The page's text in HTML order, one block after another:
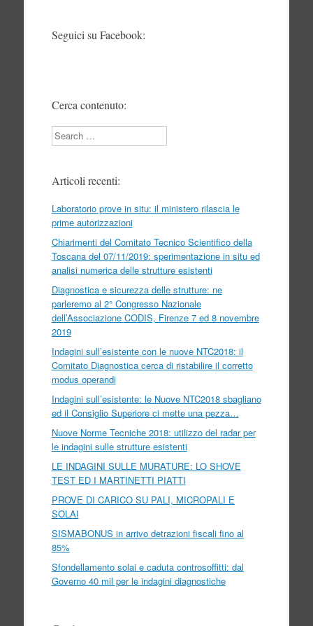
Seguici su Facebook:
Cerca contenuto:
Search
Articoli recenti:
Laboratorio prove in situ: il ministero rilascia le
prime autorizzazioni
Chiarimenti del Comitato Tecnico Scientifico della
Toscana del 07/11/2019: sperimentazione in situ ed
analisi numerica delle strutture esistenti
Diagnostica e sicurezza delle strutture: ne
parleremo al 2° Congresso Nazionale
dell’Associazione CODIS, Firenze 7 ed 8 novembre
2019
Indagini sull’esistente con le nuove NTC2018: il
Comitato Diagnostica cerca di ristabilire il corretto
modus operandi
Indagini sull’esistente: le Nuove NTC2018 sbagliano
ed il Consiglio Superiore ci mette una pezza…
Nuove Norme Tecniche 2018: utilizzo del radar per
le indagini sulle strutture esistenti
LE INDAGINI SULLE MURATURE: LO SHOVE
TEST ED I MARTINETTI PIATTI
PROVE DI CARICO SU PALI, MICROPALI E
SOLAI
SISMABONUS in arrivo detrazioni fiscali fino al
85%
Sfondellamento solai e caduta controsoffitti: dal
Governo 40 mil per le indagini diagnostiche